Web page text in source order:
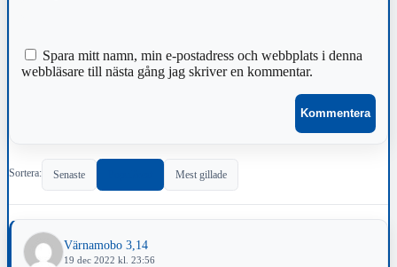
Spara mitt namn, min e-postadress och webbplats i denna
webbläsare till nästa gång jag skriver en kommentar.
Sortera: Senaste Mest gillade
Värnamobo 3,14
19 dec 2022 kl. 23:56